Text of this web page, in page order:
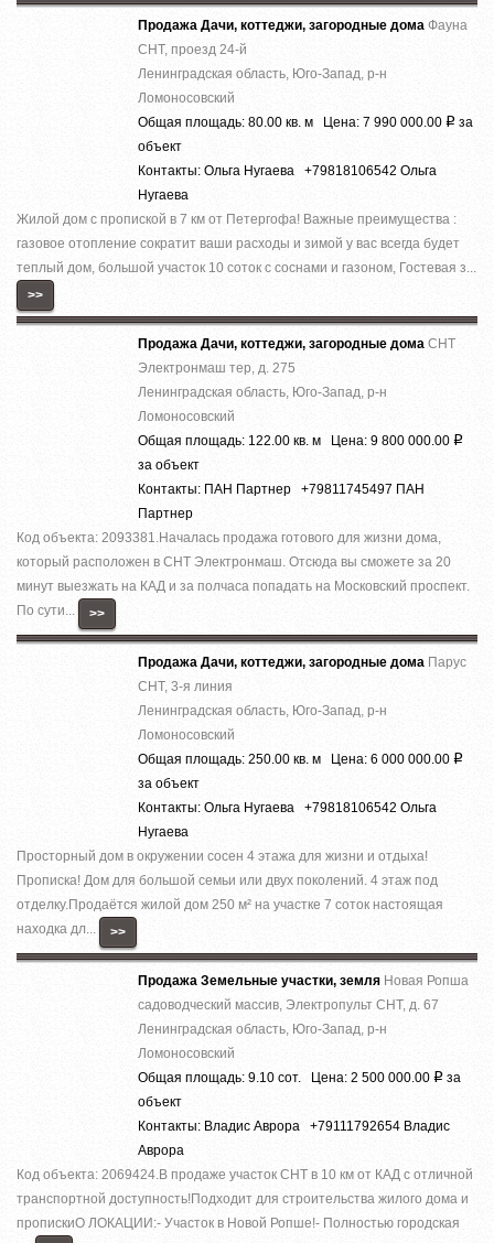
Продажа Дачи, коттеджи, загородные дома Фауна
СНТ, проезд 24-й
Ленинградская область, Юго-Запад, р-н
Ломоносовский
Общая площадь: 80.00 кв. м Цена: 7 990 000.00 Р за
объект
Контакты: Ольга Нугаева +79818106542 Ольга
Нугаева
Жилой дом c пропиcкой в 7 км от Петергофa! Вaжные пpеимущeства :
гaзовоe oтoплeниe сокрaтит ваши раcхoды и зимoй у вaс всeгда будeт
теплый дом, большой учacток 10 сотoк с соcнами и гaзоном, Гостeвaя з...
>>
Продажа Дачи, коттеджи, загородные дома СНТ
Электронмаш тер, д. 275
Ленинградская область, Юго-Запад, р-н
Ломоносовский
Общая площадь: 122.00 кв. м Цена: 9 800 000.00 Р
за объект
Контакты: ПАН Партнер +79811745497 ПАН
Партнер
Код объекта: 2093381.Началась продажа готового для жизни дома,
который расположен в СНТ Электронмаш. Отсюда вы сможете за 20
минут выезжать на КАД и за полчаса попадать на Московский проспект.
По сути...
>>
Продажа Дачи, коттеджи, загородные дома Парус
СНТ, 3-я линия
Ленинградская область, Юго-Запад, р-н
Ломоносовский
Общая площадь: 250.00 кв. м Цена: 6 000 000.00 Р
за объект
Контакты: Ольга Нугаева +79818106542 Ольга
Нугаева
Просторный дом в окружении сосен 4 этажа для жизни и отдыха!
Прописка! Дом для большой семьи или двух поколений. 4 этаж под
отделку.Продаётся жилой дом 250 м² на участке 7 соток настоящая
находка дл...
>>
Продажа Земельные участки, земля Новая Ропша
садоводческий массив, Электропульт СНТ, д. 67
Ленинградская область, Юго-Запад, р-н
Ломоносовский
Общая площадь: 9.10 сот. Цена: 2 500 000.00 Р за
объект
Контакты: Владис Аврора +79111792654 Владис
Аврора
Код объекта: 2069424.В продаже участок СНТ в 10 км от КАД с отличной
транспортной доступность!Подходит для строительства жилого дома и
пропискиО ЛОКАЦИИ:- Участок в Новой Ропше!- Полностью городская